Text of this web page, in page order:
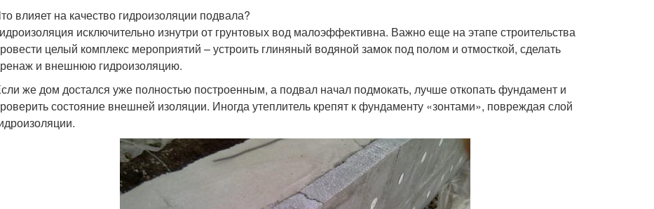
влияет на качество гидроизоляции подвала?
исключительно изнутри от грунтовых вод малоэффективна. Важно еще на этапе строительства
целый комплекс мероприятий – устроить глиняный водяной замок под полом и отмосткой, сделать
и внешнюю гидроизоляцию.
же дом достался уже полностью построенным, а подвал начал подмокать, лучше откопать фундамент и
состояние внешней изоляции. Иногда утеплитель крепят к фундаменту «зонтами», повреждая слой